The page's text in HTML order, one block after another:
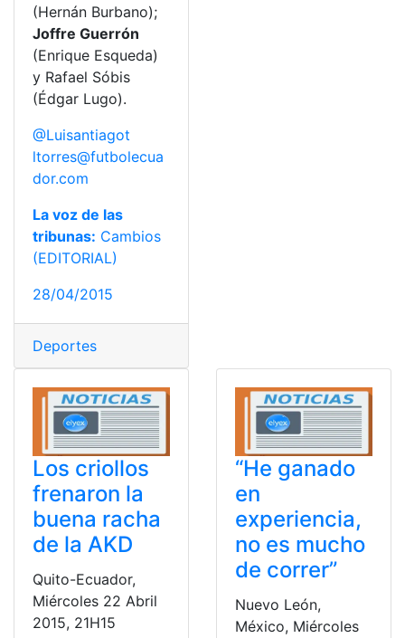
(Hernán Burbano);
Joffre Guerrón
(Enrique Esqueda)
y Rafael Sóbis
(Édgar Lugo).
@Luisantiagot
ltorres@futbolecua
dor.com
La voz de las
tribunas: Cambios
(EDITORIAL)
28/04/2015
Deportes
Los criollos
frenaron la
buena racha
de la AKD
Quito-Ecuador,
Miércoles 22 Abril
2015, 21H15
“He ganado
en
experiencia,
no es mucho
de correr”
Nuevo León,
México, Miércoles